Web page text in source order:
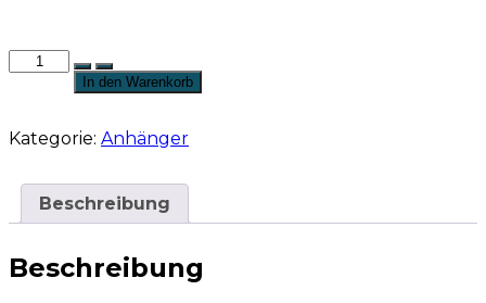
Infinity
Anhänger
Menge
In den Warenkorb
Kategorie: Anhänger
Beschreibung
Beschreibung